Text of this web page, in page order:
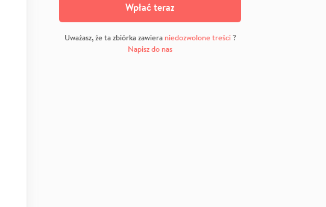
Wpłać teraz
Uważasz, że ta zbiórka zawiera niedozwolone treści?
Napisz do nas